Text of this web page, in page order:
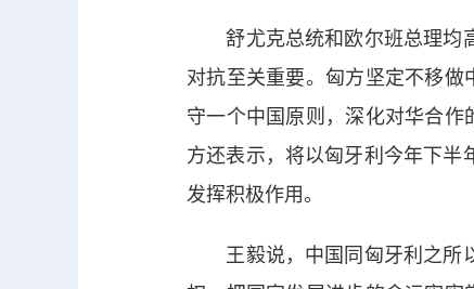
舒尤克总统和欧尔班总理均高
对抗至关重要。匈方坚定不移做
守一个中国原则，深化对华合作
方还表示，将以匈牙利今年下半
发挥积极作用。
王毅说，中国同匈牙利之所以